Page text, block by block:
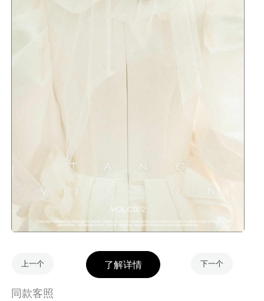
上一个 下一个
同款客照